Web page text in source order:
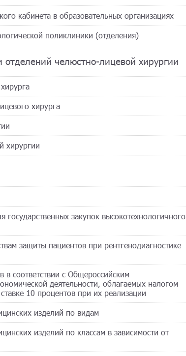
кабинета в образовательных организациях
поликлиники (отделения)
челюстно-лицевой хирургии
хирурга
хирургии
закупок высокотехнологичного
защиты пациентов при рентгенодиагностике
соответствии с Общероссийским
деятельности, облагаемых налогом
10 процентов при их реализации
изделий по видам
изделий по классам в зависимости от